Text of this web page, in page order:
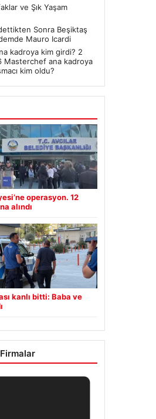
ve Şık Yaşam
Sonra Beşiktaş
Mauro Icardi
kadroya kim girdi? 2
Masterchef ana kadroya
kim oldu?
operasyon. 12
alındı
kanlı bitti: Baba ve